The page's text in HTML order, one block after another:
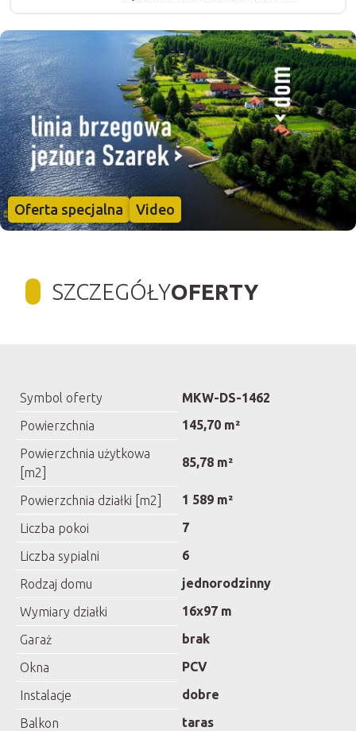
Oferta specjalna Video
SZCZEGÓŁYOFERTY
Symbol oferty
MKW-DS-1462
Powierzchnia
145,70 m²
Powierzchnia użytkowa
[m2]
85,78 m²
Powierzchnia działki [m2]
1 589 m²
Liczba pokoi
7
Liczba sypialni
6
Rodzaj domu
jednorodzinny
Wymiary działki
16x97 m
Garaż
brak
Okna
PCV
Instalacje
dobre
Balkon
taras